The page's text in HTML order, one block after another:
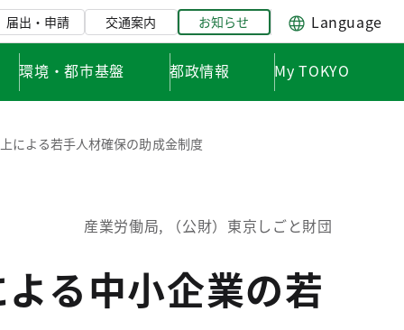
届出・申請 交通案内 お知らせ Language
環境・都市基盤 都政情報 My TOKYO
による若手人材確保の助成金制度
産業労働局, （公財）東京しごと財団
る中小企業の若